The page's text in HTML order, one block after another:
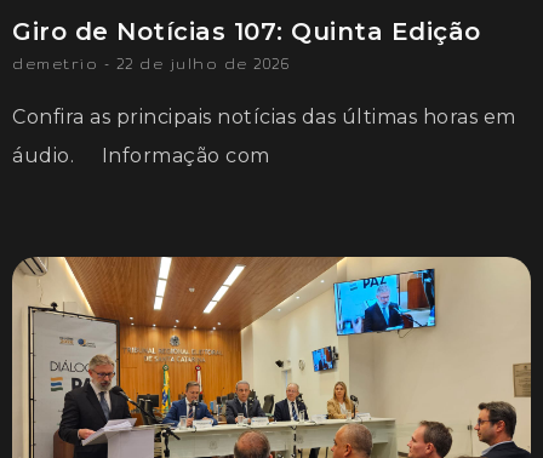
Giro de Notícias 107: Quinta Edição
demetrio 22 de julho de 2026
Confira as principais notícias das últimas horas em
áudio. Informação com